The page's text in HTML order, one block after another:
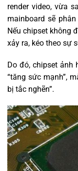
render video, vừa
mainboard sẽ
Nếu chipset không
xảy ra, kéo theo sự
Do đó, chipset ảnh
“tăng sức mạnh”,
bị tắc nghẽn”.